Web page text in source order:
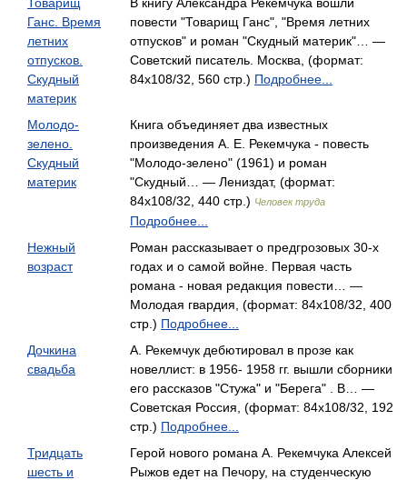
Ганс. Время
летних
отпусков.
Скудный
материк
повести "Товарищ Ганс", "Время летних
отпусков" и роман "Скудный материк"… —
Советский писатель. Москва, (формат:
84x108/32, 560 стр.) Подробнее...
Молодо-
зелено.
Скудный
материк
Книга объединяет два известных
произведения А. Е. Рекемчука - повесть
"Молодо-зелено" (1961) и роман
"Скудный… — Лениздат, (формат:
84x108/32, 440 стр.) Человек труда
Подробнее...
Нежный
возраст
Роман рассказывает о предгрозовых 30-х
годах и о самой войне. Первая часть
романа - новая редакция повести… —
Молодая гвардия, (формат: 84x108/32, 400
стр.) Подробнее...
Дочкина
свадьба
А. Рекемчук дебютировал в прозе как
новеллист: в 1956- 1958 гг. вышли сборники
его рассказов "Стужа" и "Берега" . В… —
Советская Россия, (формат: 84x108/32, 192
стр.) Подробнее...
Тридцать
шесть и
Герой нового романа А. Рекемчука Алексей
Рыжов едет на Печору, на студенческую